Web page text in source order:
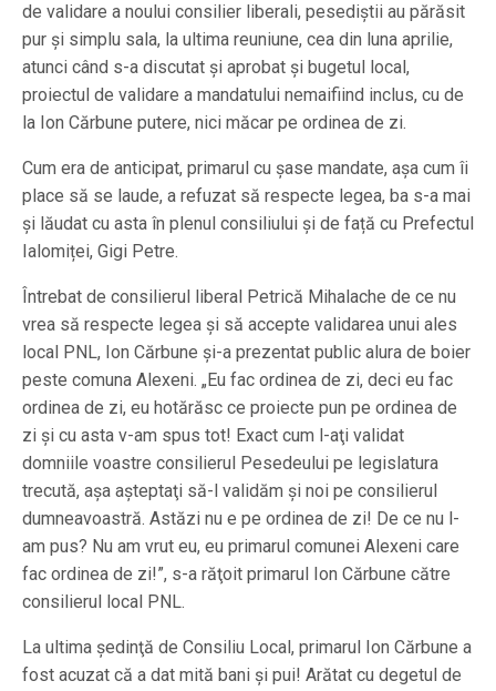
de validare a noului consilier liberali, pesediștii au părăsit
pur și simplu sala, la ultima reuniune, cea din luna aprilie,
atunci când s-a discutat și aprobat și bugetul local,
proiectul de validare a mandatului nemaifiind inclus, cu de
la Ion Cărbune putere, nici măcar pe ordinea de zi.
Cum era de anticipat, primarul cu şase mandate, aşa cum îi
place să se laude, a refuzat să respecte legea, ba s-a mai
și lăudat cu asta în plenul consiliului și de față cu Prefectul
Ialomiței, Gigi Petre.
Întrebat de consilierul liberal Petrică Mihalache de ce nu
vrea să respecte legea şi să accepte validarea unui ales
local PNL, Ion Cărbune şi-a prezentat public alura de boier
peste comuna Alexeni. „Eu fac ordinea de zi, deci eu fac
ordinea de zi, eu hotărăsc ce proiecte pun pe ordinea de
zi şi cu asta v-am spus tot! Exact cum l-aţi validat
domniile voastre consilierul Pesedeului pe legislatura
trecută, aşa aşteptaţi să-l validăm şi noi pe consilierul
dumneavoastră. Astăzi nu e pe ordinea de zi! De ce nu l-
am pus? Nu am vrut eu, eu primarul comunei Alexeni care
fac ordinea de zi!”, s-a răţoit primarul Ion Cărbune către
consilierul local PNL.
La ultima şedinţă de Consiliu Local, primarul Ion Cărbune a
fost acuzat că a dat mită bani şi pui! Arătat cu degetul de